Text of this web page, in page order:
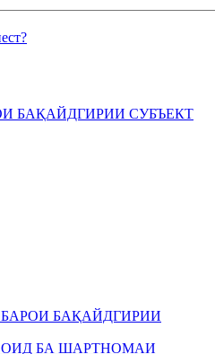
БАҚАЙДГИРИИ СУБЪЕКТ
БАРОИ БАҚАЙДГИРИИ
ОИД БА ШАРТНОМАИ